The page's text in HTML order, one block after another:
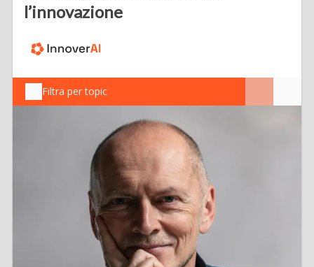
l’innovazione
Filtra per topic